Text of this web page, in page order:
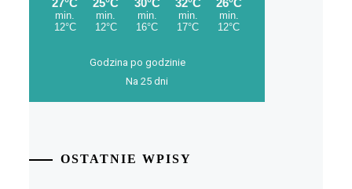
Godzina po godzinie
Na 25 dni
OSTATNIE WPISY